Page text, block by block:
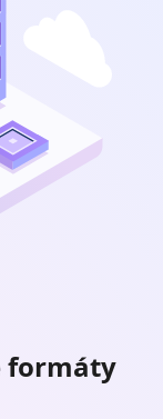
formáty